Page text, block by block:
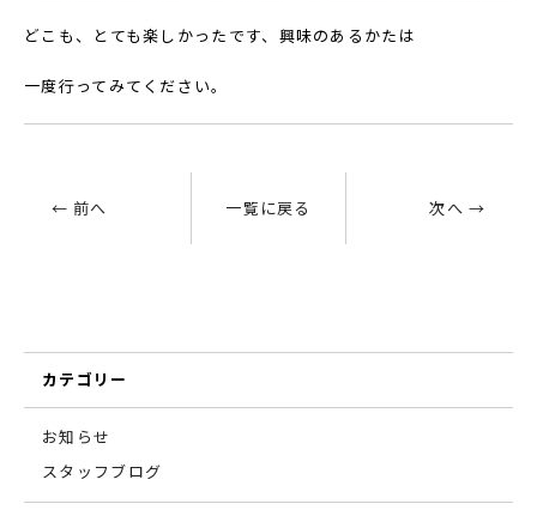
どこも、とても楽しかったです、興味のあるかたは
一度行ってみてください。
← 前へ 一覧に戻る 次へ →
カテゴリー
お知らせ
スタッフブログ